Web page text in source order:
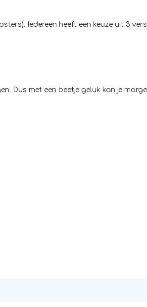
Iedereen heeft een keuze uit 3
Dus met een beetje geluk kan je